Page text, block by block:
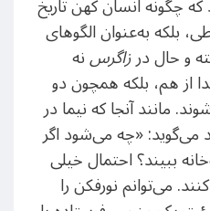
بلکه به‌عنوان الگوهای
و حال درزاگرسنه
از هم، بلکه همچون دو
مانند آنجا که نیما در
می‌گوید: «چه می‌شود اگر
ببیند؟ احتمال خیلی
می‌توانم نورفکن را